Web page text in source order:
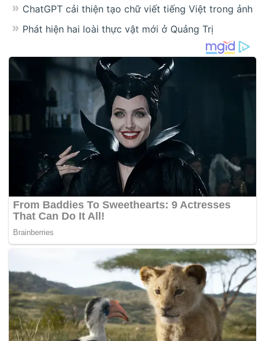
ChatGPT cải thiện tạo chữ viết tiếng Việt trong ảnh
Phát hiện hai loài thực vật mới ở Quảng Trị